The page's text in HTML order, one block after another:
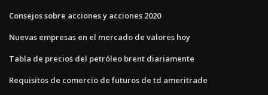
Consejos sobre acciones y acciones 2020
Nuevas empresas en el mercado de valores hoy
Tabla de precios del petróleo brent diariamente
Requisitos de comercio de futuros de td ameritrade